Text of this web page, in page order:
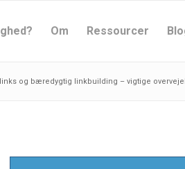
Om Ressourcer
og bæredygtig linkbuilding – vigtige